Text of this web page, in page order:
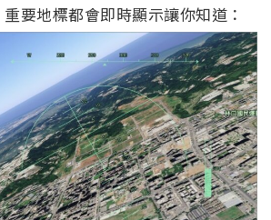
要地標都會即時顯示讓你知道：